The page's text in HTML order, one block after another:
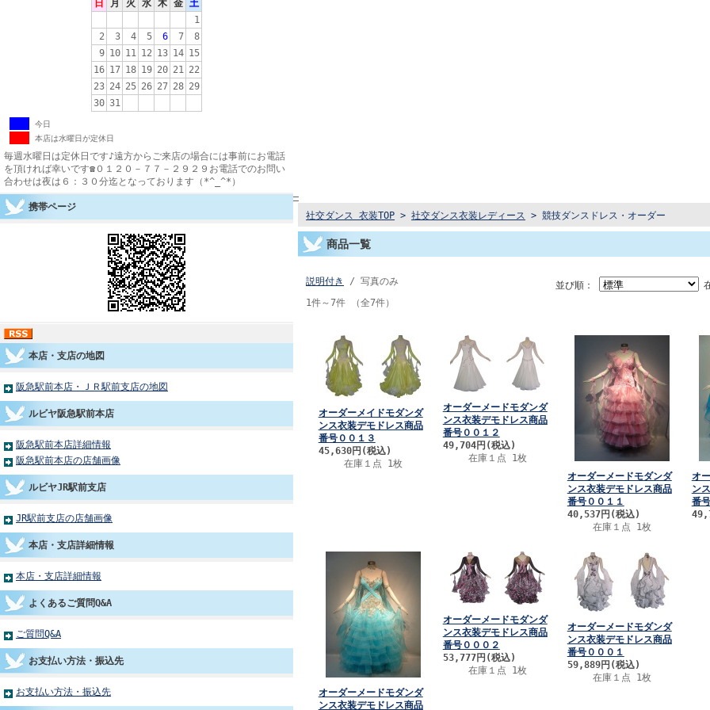
日 月 火 水 木 金
土
1
2
3 4 5 6 7
8
9 10 11 12 13 14 15
16 17 18 19 20 21 22
23 24 25 26 27 28 29
30 31
今日
本店は水曜日が定休日
毎週水曜日は定休日です♪遠方からご来店の場合には事前にお電話
を頂ければ幸いです☎０１２０－７７－２９２９お電話でのお問い
合わせは夜は６：３０分迄となっております（*^_^*）
携帯ページ
本店・支店の地図
阪急駅前本店・ＪＲ駅前支店の地図
ルビヤ阪急駅前本店
阪急駅前本店詳細情報
阪急駅前本店の店舗画像
ルビヤJR駅前支店
JR駅前支店の店舗画像
本店・支店詳細情報
本店・支店詳細情報
よくあるご質問Q&A
ご質問Q&A
お支払い方法・振込先
お支払い方法・振込先
社交ダンス 衣装TOP > 社交ダンス衣装レディース > 競技ダンスドレス・オーダー
商品一覧
並び順：
説明付き
/ 写真のみ
1件～7件 （全7件）
オーダーメイドモダンダ
ンス衣装デモドレス商品
番号００１３
45,630円 (税込)
在庫１点 1枚
オーダーメードモダンダ
ンス衣装デモドレス商品
番号００１２
49,704円 (税込)
在庫１点 1枚
オーダーメードモダンダ
ンス衣装デモドレス商品
番号００１１
40,537円 (税込)
在庫１点 1枚
オ
ン
番
オーダーメードモダンダ
ンス衣装デモドレス商品
オーダーメードモダンダ
ンス衣装デモドレス商品
番号０００２
53,777円 (税込)
在庫１点 1枚
オーダーメードモダンダ
ンス衣装デモドレス商品
番号０００１
59,889円 (税込)
在庫１点 1枚